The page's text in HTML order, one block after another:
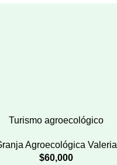
Turismo agroecológico
Agroecológica Valeria
$60,000